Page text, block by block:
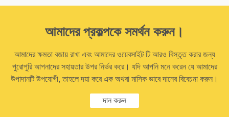
আমাদের প্রকল্পকে সমর্থন করুন।
আমাদের ক্ষমতা বজায় রাখা এবং আমাদের ওয়েবসাইট টি আরও বিস্তৃত করার জন্য
পুরোপুরি আপনাদের সহায়তার উপর নির্ভর করে। যদি আপনি মনে করেন যে আমাদের
উপাদানটি উপযোগী, তাহলে দয়া করে এক অথবা মাসিক ভাবে দানের বিবেচনা করুন।
দান করুন